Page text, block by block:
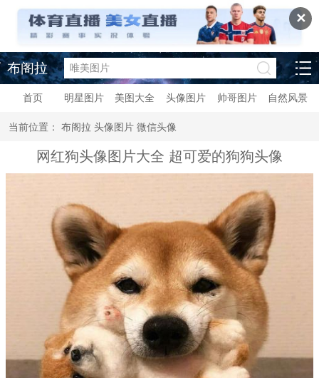
✕
布阁拉
首页 明星图片 美图大全 头像图片 帅哥图片 自然风景
当前位置： 布阁拉 头像图片 微信头像
网红狗头像图片大全 超可爱的狗狗头像